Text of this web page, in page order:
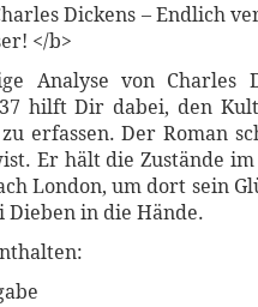
Dickens – Endlich
</b>
Analyse von Charles
hilft Dir dabei, den
erfassen. Der Roman
Er hält die Zustände
London, um dort sein
in die Hände.